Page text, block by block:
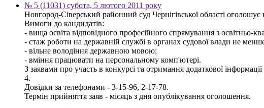
№ 5 (11031) субота, 5 лютого 2011 року
Новгород-Сіверський районний суд Чернігівської області
Вимоги до кандидатів:
- вища освіта відповідного професійного спрямування з освітньо-
- стаж роботи на державній службі в органах судової влади не
- вільне володіння державною мовою;
- вміння працювати на персональному комп'ютері.
З заявами про участь в конкурсі та отримання додаткової
4.
Довідки за телефонами - 3-15-96, 2-17-78.
Термін прийняття заяв - місяць з дня опублікування оголошення.